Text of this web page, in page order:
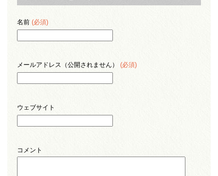
名前 (必須)
メールアドレス（公開されません） (必須)
ウェブサイト
コメント